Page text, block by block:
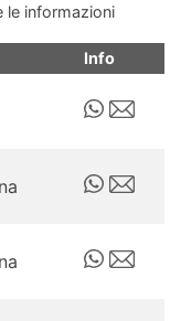
le informazioni
Info